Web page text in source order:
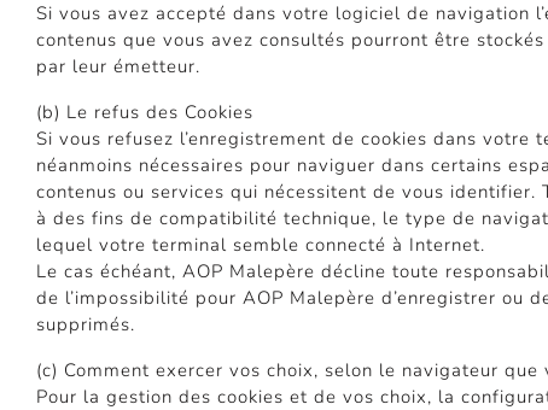
Si vous avez accepté dans votre logiciel de navigation
contenus que vous avez consultés pourront être
par leur émetteur.
(b) Le refus des Cookies
Si vous refusez l’enregistrement de cookies dans
néanmoins nécessaires pour naviguer dans certains
contenus ou services qui nécessitent de vous
à des fins de compatibilité technique, le type de
lequel votre terminal semble connecté à Internet.
Le cas échéant, AOP Malepère décline toute
de l’impossibilité pour AOP Malepère d’enregistrer ou
supprimés.
(c) Comment exercer vos choix, selon le navigateur que
Pour la gestion des cookies et de vos choix, la